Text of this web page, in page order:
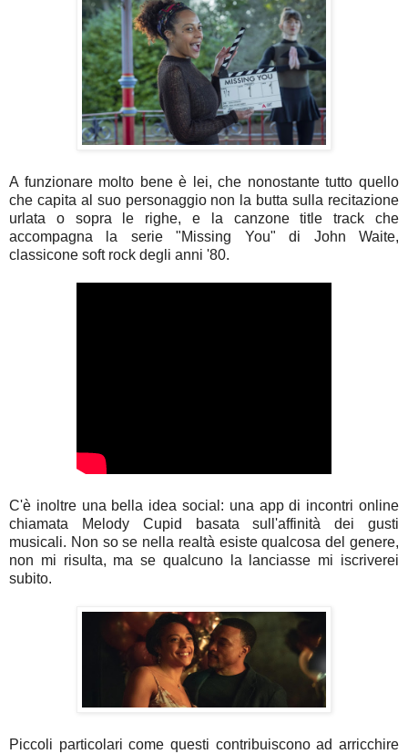
A funzionare molto bene è lei, che nonostante tutto quello
che capita al suo personaggio non la butta sulla recitazione
urlata o sopra le righe, e la canzone title track che
accompagna la serie "Missing You" di John Waite,
classicone soft rock degli anni '80.
C'è inoltre una bella idea social: una app di incontri online
chiamata Melody Cupid basata sull'affinità dei gusti
musicali. Non so se nella realtà esiste qualcosa del genere,
non mi risulta, ma se qualcuno la lanciasse mi iscriverei
subito.
Piccoli particolari come questi contribuiscono ad arricchire